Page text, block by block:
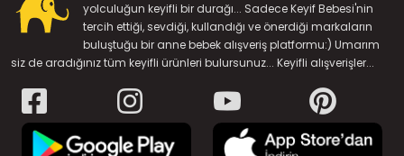
yolculuğun keyifli bir durağı... Sadece Keyif Bebesi'nin
tercih ettiği, sevdiği, kullandığı ve önerdiği markaların
buluştuğu bir anne bebek alışveriş platformu:) Umarım
siz de aradığınız tüm keyifli ürünleri bulursunuz... Keyifli alışverişler...